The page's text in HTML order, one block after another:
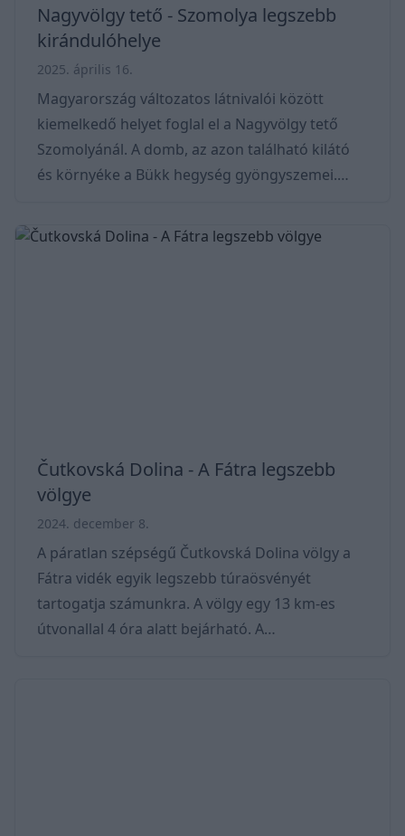
Nagyvölgy tető - Szomolya legszebb
kirándulóhelye
2025. április 16.
Magyarország változatos látnivalói között
kiemelkedő helyet foglal el a Nagyvölgy tető
Szomolyánál. A domb, az azon található kilátó
és környéke a Bükk hegység gyöngyszemei.
mint Noszvaj, Eger, és Bogács. A vidék gazdag
erdőkben és patakokban, ahol a friss levegő és
Čutkovská Dolina - A Fátra legszebb
völgye
2024. december 8.
A páratlan szépségű Čutkovská Dolina völgy a
Fátra vidék egyik legszebb túraösvényét
tartogatja számunkra. A völgy egy 13 km-es
útvonallal 4 óra alatt bejárható. A